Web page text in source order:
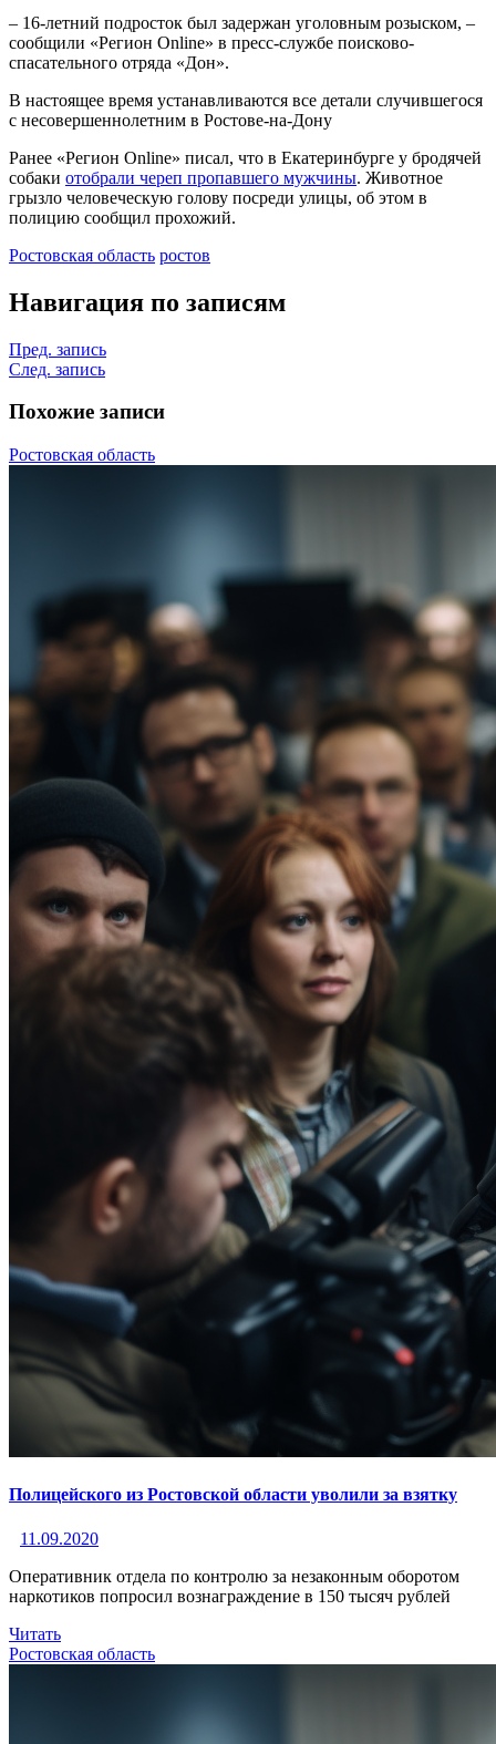
– 16-летний подросток был задержан уголовным розыском, –
сообщили «Регион Online» в пресс-службе поисково-
спасательного отряда «Дон».
В настоящее время устанавливаются все детали случившегося
с несовершеннолетним в Ростове-на-Дону
Ранее «Регион Online» писал, что в Екатеринбурге у бродячей
собаки отобрали череп пропавшего мужчины. Животное
грызло человеческую голову посреди улицы, об этом в
полицию сообщил прохожий.
Ростовская область ростов
Навигация по записям
Пред. запись
След. запись
Похожие записи
Ростовская область
Полицейского из Ростовской области уволили за взятку
11.09.2020
Оперативник отдела по контролю за незаконным оборотом
наркотиков попросил вознаграждение в 150 тысяч рублей
Читать
Ростовская область